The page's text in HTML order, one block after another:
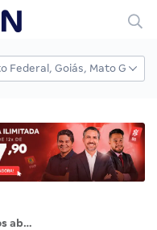
Concursos abertos em Minas Gerais: Conheça os principais destaques!